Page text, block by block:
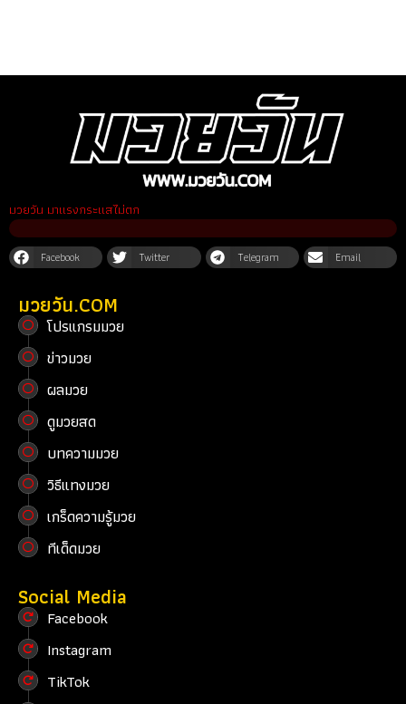
มวยวัน มาแรงกระแสไม่ตก
Facebook Twitter Telegram Email
มวยวัน.COM
โปรแกรมมวย
ข่าวมวย
ผลมวย
ดูมวยสด
บทความมวย
วิธีแทงมวย
เกร็ดความรู้มวย
ทีเด็ดมวย
Social Media
Facebook
Instagram
TikTok